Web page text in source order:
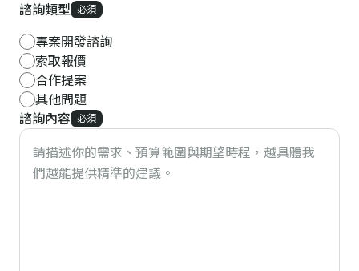
諮詢類型 必須
專案開發諮詢
索取報價
合作提案
其他問題
諮詢內容 必須